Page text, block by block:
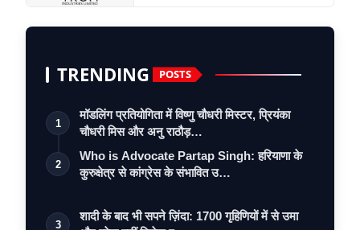
TRENDING POSTS
1
मॉडलिंग प्रतियोगिता में विष्णु चौधरी मिस्टर, प्रियंका
चौधरी मिस और अनु राठौड़…
2
Who is Advocate Partap Singh: हरियाणा के
कुरुक्षेत्र से कांग्रेस के संभावित उ…
3
शादी के बाद भी सपने ज़िंदा: 1700 गृहिणियों में से उमा